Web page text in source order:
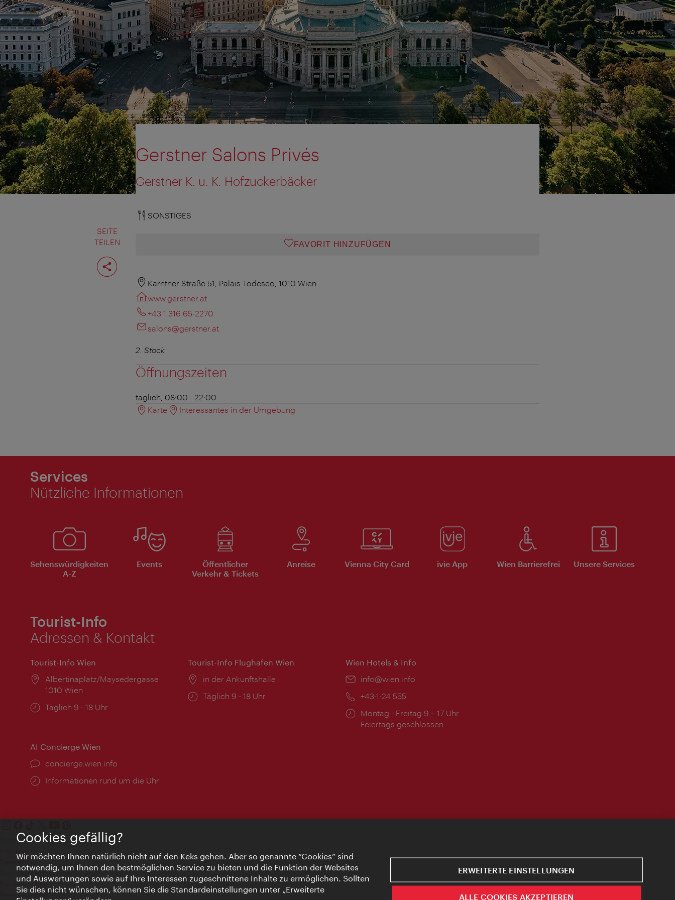
SEITE
TEILEN
Seite
teilen
Gerstner Salons Privés
Gerstner K. u. K. Hofzuckerbäcker
SONSTIGES
FAVORIT HINZUFÜGEN
Kärntner Straße 51, Palais Todesco, 1010 Wien
www.gerstner.at
+43 1 316 65-2270
salons@gerstner.at
2. Stock
Öffnungszeiten
täglich, 08:00 - 22:00
Karte
Interessantes in der Umgebung
Services
Nützliche Informationen
Sehenswürdigkeiten
A-Z
Events
Öffentlicher
Verkehr & Tickets
Anreise Vienna City Card ivie App Wien Barrierefrei Unsere Services
Tourist-Info
Adressen & Kontakt
Tourist-Info Wien
Ort:
Albertinaplatz/Maysedergasse
1010 Wien
Öffnungszeiten:
Täglich 9 - 18 Uhr
Tourist-Info Flughafen Wien
Ort:
in der Ankunftshalle
Öffnungszeiten:
Täglich 9 - 18 Uhr
Wien Hotels & Info
Email:
info@wien.info
Telefon:
+43-1-24 555
Öffnungszeiten:
Montag - Freitag 9 – 17 Uhr
Feiertags geschlossen
AI Concierge Wien
Ort:
concierge.wien.info
Öffnungszeiten:
Informationen rund um die Uhr
Kontakt
Datenschutz
Nutzungsbedingungen
Barrierefreiheit
Presse-Kontakt
Cookies gefällig?
Wir möchten Ihnen natürlich nicht auf den Keks gehen. Aber so genannte “Cookies” sind
notwendig, um Ihnen den bestmöglichen Service zu bieten und die Funktion der Websites
und Auswertungen sowie auf Ihre Interessen zugeschnittene Inhalte zu ermöglichen. Sollten
Sie dies nicht wünschen, können Sie die Standardeinstellungen unter „Erweiterte
ERWEITERTE EINSTELLUNGEN
ALLE COOKIES AKZEPTIEREN